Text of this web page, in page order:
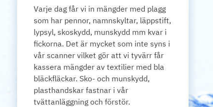
Varje dag får vi in mängder med plagg
som har pennor, namnskyltar, läppstift,
lypsyl, skoskydd, munskydd mm kvar i
fickorna. Det är mycket som inte syns i
vår scanner vilket gör att vi tyvärr får
kassera mängder av textilier med bla
bläckfläckar. Sko- och munskydd,
plasthandskar fastnar i vår
tvättanläggning och förstör.